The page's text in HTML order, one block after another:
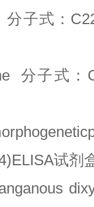
分子式：
分子式：
试剂